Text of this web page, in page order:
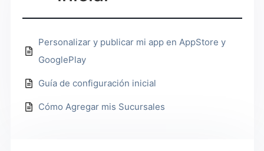
Personalizar y publicar mi app en AppStore y
GooglePlay
Guía de configuración inicial
Cómo Agregar mis Sucursales